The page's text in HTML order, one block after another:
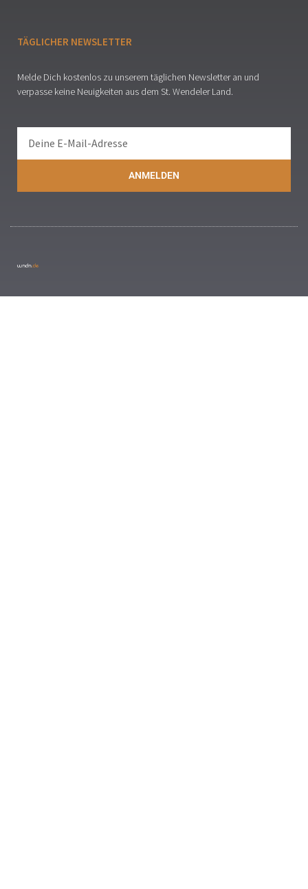
TÄGLICHER NEWSLETTER
Melde Dich kostenlos zu unserem täglichen Newsletter an und
verpasse keine Neuigkeiten aus dem St. Wendeler Land.
ANMELDEN